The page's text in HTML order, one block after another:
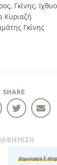
Γκίνης,
Κυριαζή
Γκίνης
SHARE